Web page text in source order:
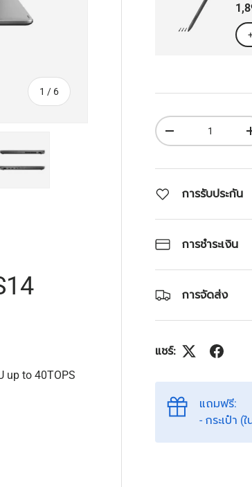
1 / จาก
6
รา
จำนวน
ลดจำนวน
การรับประกัน
การชำระเงิน
การจัดส่ง
แชร์:
แถมฟรี:
- กระเป๋า (
up to 40TOPS